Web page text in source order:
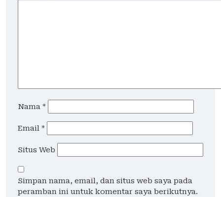
Nama *
Email *
Situs Web
Simpan nama, email, dan situs web saya pada
peramban ini untuk komentar saya berikutnya.